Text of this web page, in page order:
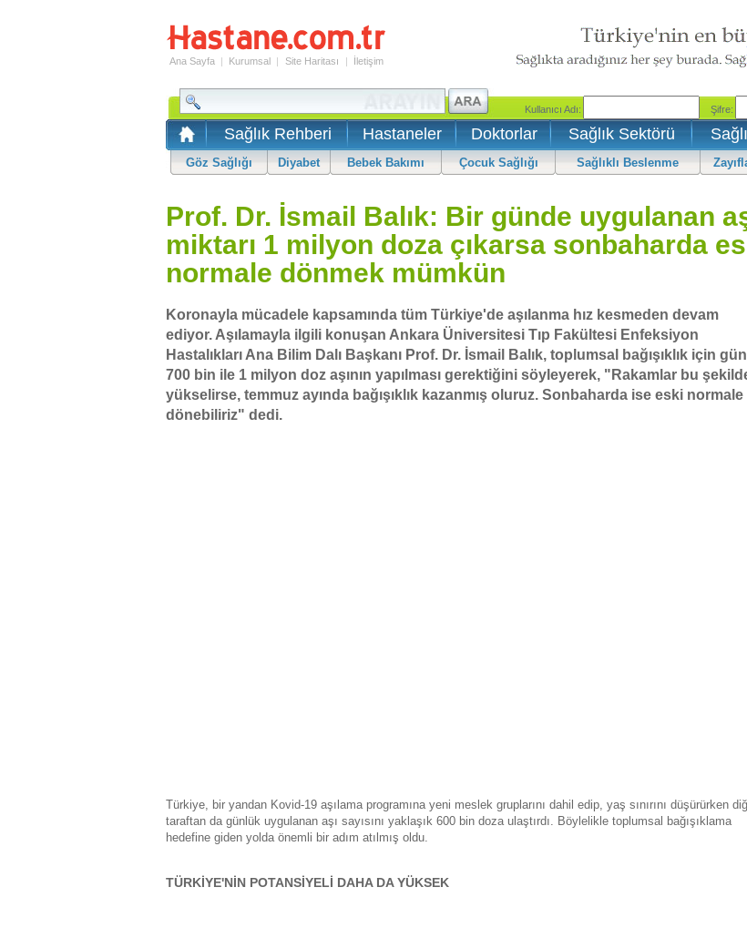
Ana Sayfa | Kurumsal | Site Haritası | İletişim
Sağlık Rehberi Hastaneler Doktorlar Sağlık Sektörü
Göz Sağlığı Diyabet Bebek Bakımı Çocuk Sağlığı Sağlıklı Beslenme
Prof. Dr. İsmail Balık: Bir günde uygulanan
miktarı 1 milyon doza çıkarsa sonbaharda
normale dönmek mümkün
Koronayla mücadele kapsamında tüm Türkiye'de aşılanma hız kesmeden devam
ediyor. Aşılamayla ilgili konuşan Ankara Üniversitesi Tıp Fakültesi Enfeksiyon
Hastalıkları Ana Bilim Dalı Başkanı Prof. Dr. İsmail Balık, toplumsal bağışıklık için
700 bin ile 1 milyon doz aşının yapılması gerektiğini söyleyerek, "Rakamlar bu
yükselirse, temmuz ayında bağışıklık kazanmış oluruz. Sonbaharda ise eski normale
dönebiliriz" dedi.
Türkiye, bir yandan Kovid-19 aşılama programına yeni meslek gruplarını dahil edip, yaş sınırını düşürürken
taraftan da günlük uygulanan aşı sayısını yaklaşık 600 bin doza ulaştırdı. Böylelikle toplumsal bağışıklama
hedefine giden yolda önemli bir adım atılmış oldu.
TÜRKİYE'NİN POTANSİYELİ DAHA DA YÜKSEK